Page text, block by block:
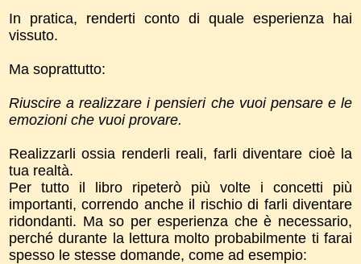
In pratica, renderti conto di quale esperienza hai
vissuto.
Ma soprattutto:
Riuscire a realizzare i pensieri che vuoi pensare e le
emozioni che vuoi provare.
Realizzarli ossia renderli reali, farli diventare cioè la
tua realtà.
Per tutto il libro ripeterò più volte i concetti più
importanti, correndo anche il rischio di farli diventare
ridondanti. Ma so per esperienza che è necessario,
perché durante la lettura molto probabilmente ti farai
spesso le stesse domande, come ad esempio: